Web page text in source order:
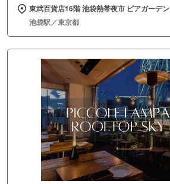
東武百貨店16階 池袋熱帯夜市 ビアガーデン
池袋駅／東京都